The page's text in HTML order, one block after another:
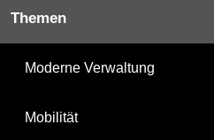
Themen
Moderne Verwaltung
Mobilität